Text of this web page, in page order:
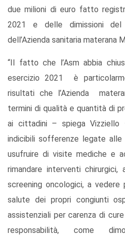
due milioni di euro fatto
2021 e delle dimissioni del
dell’Azienda sanitaria materana
“Il fatto che l’Asm abbia
esercizio 2021 è
risultati che l’Azienda
termini di qualità e quantità di
ai cittadini – spiega
indicibili sofferenze legate
usufruire di visite mediche e
rimandare interventi
screening oncologici, a vedere
salute dei propri congiunti
assistenziali per carenza di
responsabilità, come